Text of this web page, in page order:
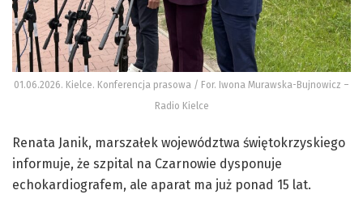
01.06.2026. Kielce. Konferencja prasowa / For. Iwona Murawska-Bujnowicz –
Radio Kielce
Renata Janik, marszałek województwa świętokrzyskiego
informuje, że szpital na Czarnowie dysponuje
echokardiografem, ale aparat ma już ponad 15 lat.